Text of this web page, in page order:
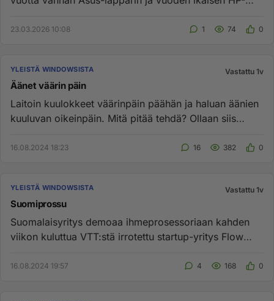
23.03.2026 10:08 1 74 0
YLEISTÄ WINDOWSISTA Vastattu 1v
Äänet väärin päin
Laitoin kuulokkeet väärinpäin päähän ja haluan äänien
kuuluvan oikeinpäin. Mitä pitää tehdä? Ollaan siis
16.08.2024 18:23 16 382 0
YLEISTÄ WINDOWSISTA Vastattu 1v
Suomiprossu
Suomalaisyritys demoaa ihmeprosessoriaan kahden
viikon kuluttua VTT:stä irrotettu startup-yritys Flow
16.08.2024 19:57 4 168 0